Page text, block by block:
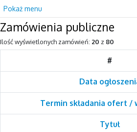
Pokaż menu
Zamówienia publiczne
Ilość wyświetlonych zamówień: 20 z 80
#
Data
Termin składania ofert /
Tytuł